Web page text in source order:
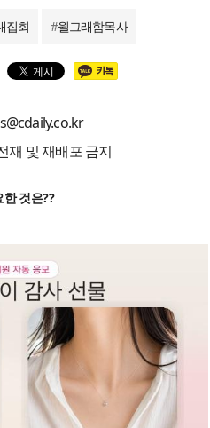
집회 #윌그래함목사
및 재배포 금지
것은??